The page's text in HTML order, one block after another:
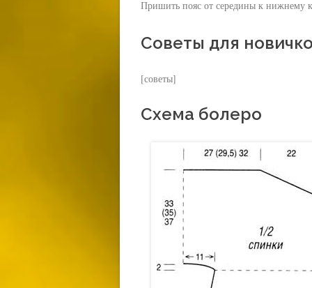
Пришить пояс от середины к нижнему
Советы для
[советы]
Схема болеро